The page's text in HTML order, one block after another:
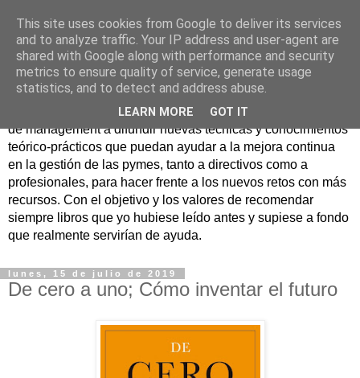
Nuevo Viernes - Nuevo
Libro
Nace con la misión de ayudar mediante la lectura de libros
de management a difundir nuevas técnicas y conocimientos
teórico-prácticos que puedan ayudar a la mejora continua
en la gestión de las pymes, tanto a directivos como a
profesionales, para hacer frente a los nuevos retos con más
recursos. Con el objetivo y los valores de recomendar
siempre libros que yo hubiese leído antes y supiese a fondo
que realmente servirían de ayuda.
lunes, 15 de julio de 2019
De cero a uno; Cómo inventar el futuro
This site uses cookies from Google to deliver its services
and to analyze traffic. Your IP address and user-agent are
shared with Google along with performance and security
metrics to ensure quality of service, generate usage
statistics, and to detect and address abuse.
LEARN MORE GOT IT